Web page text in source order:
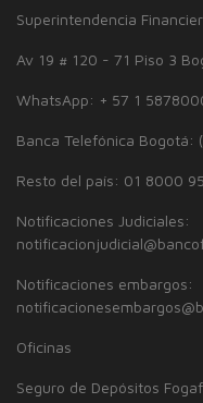
Superintendencia
Av 19 # 120 - 71 Piso 3
WhatsApp: + 57 1
Banca Telefónica Bogotá:
Resto del país: 01 8000
Notificaciones Judiciales:
Notificaciones embargos:
Oficinas
Seguro de Depósitos